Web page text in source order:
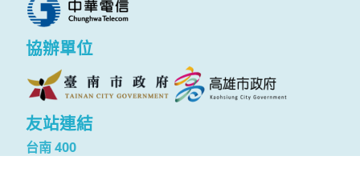
協辦單位
友站連結
台南 400